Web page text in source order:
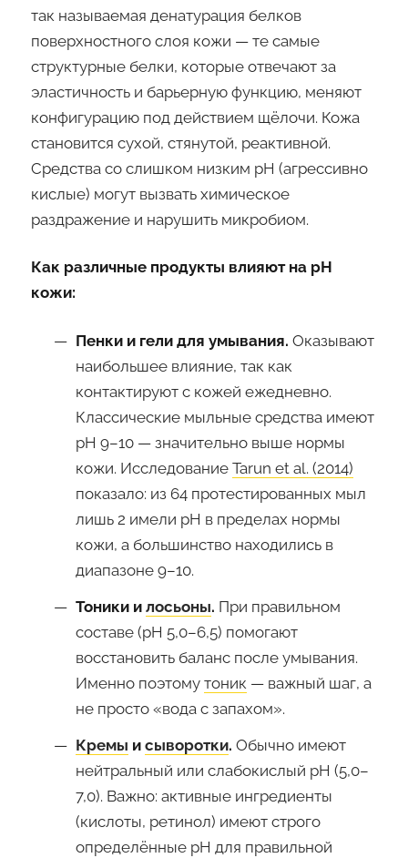
так называемая денатурация белков
поверхностного слоя кожи — те самые
структурные белки, которые отвечают за
эластичность и барьерную функцию, меняют
конфигурацию под действием щёлочи. Кожа
становится сухой, стянутой, реактивной.
Средства со слишком низким pH (агрессивно
кислые) могут вызвать химическое
раздражение и нарушить микробиом.
Как различные продукты влияют на pH
кожи:
Пенки и гели для умывания. Оказывают
наибольшее влияние, так как
контактируют с кожей ежедневно.
Классические мыльные средства имеют
pH 9–10 — значительно выше нормы
кожи. Исследование Tarun et al. (2014)
показало: из 64 протестированных мыл
лишь 2 имели pH в пределах нормы
кожи, а большинство находились в
диапазоне 9–10.
Тоники и лосьоны. При правильном
составе (pH 5,0–6,5) помогают
восстановить баланс после умывания.
Именно поэтому тоник — важный шаг, а
не просто «вода с запахом».
Кремы и сыворотки. Обычно имеют
нейтральный или слабокислый pH (5,0–
7,0). Важно: активные ингредиенты
(кислоты, ретинол) имеют строго
определённые pH для правильной